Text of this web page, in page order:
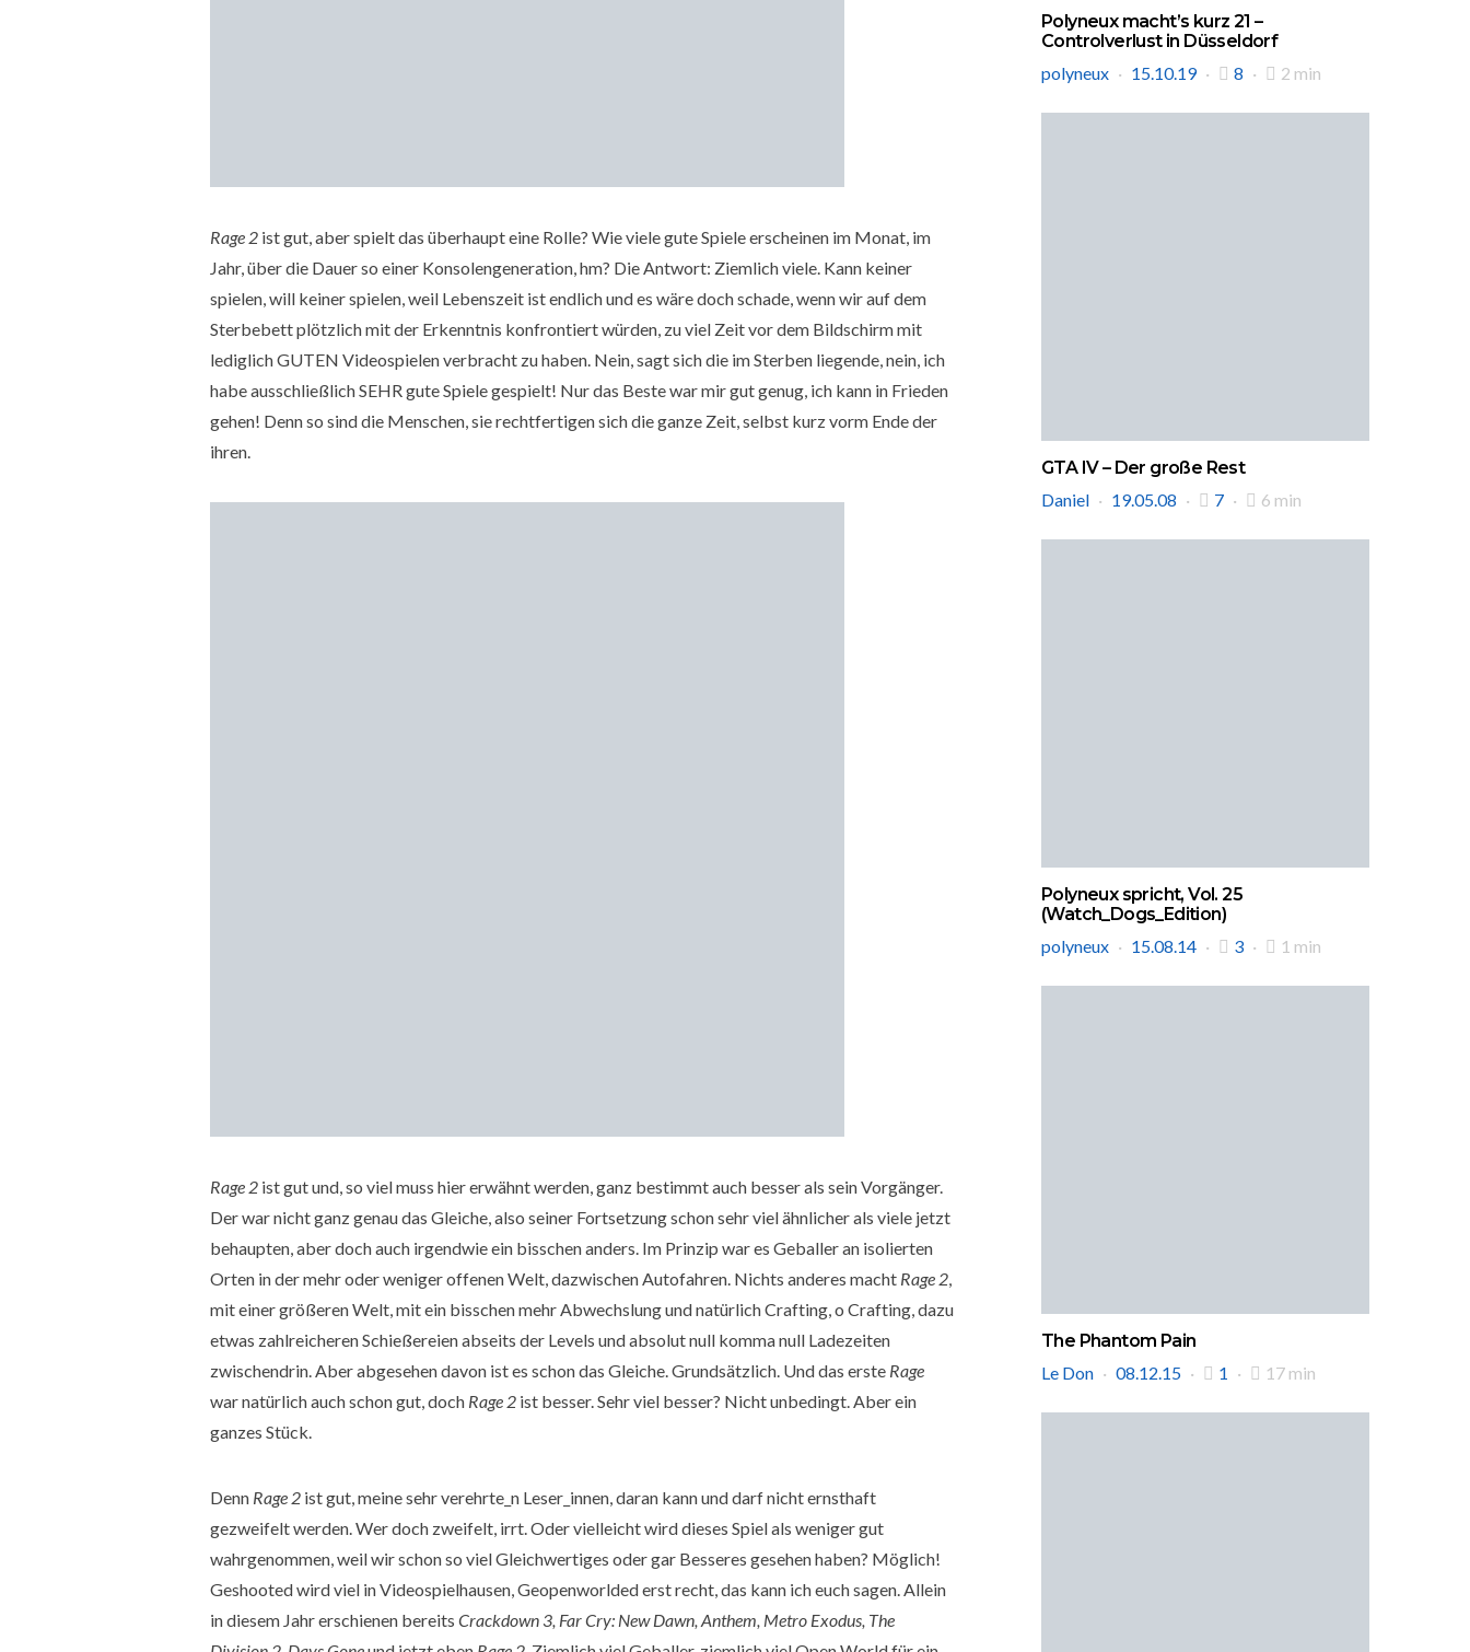
Rage 2 ist gut, aber spielt das überhaupt eine Rolle? Wie viele gute Spiele erscheinen im Monat, im
Jahr, über die Dauer so einer Konsolengeneration, hm? Die Antwort: Ziemlich viele. Kann keiner
spielen, will keiner spielen, weil Lebenszeit ist endlich und es wäre doch schade, wenn wir auf dem
Sterbebett plötzlich mit der Erkenntnis konfrontiert würden, zu viel Zeit vor dem Bildschirm mit
lediglich GUTEN Videospielen verbracht zu haben. Nein, sagt sich die im Sterben liegende, nein, ich
habe ausschließlich SEHR gute Spiele gespielt! Nur das Beste war mir gut genug, ich kann in Frieden
gehen! Denn so sind die Menschen, sie rechtfertigen sich die ganze Zeit, selbst kurz vorm Ende der
ihren.
Rage 2 ist gut und, so viel muss hier erwähnt werden, ganz bestimmt auch besser als sein Vorgänger.
Der war nicht ganz genau das Gleiche, also seiner Fortsetzung schon sehr viel ähnlicher als viele jetzt
behaupten, aber doch auch irgendwie ein bisschen anders. Im Prinzip war es Geballer an isolierten
Orten in der mehr oder weniger offenen Welt, dazwischen Autofahren. Nichts anderes macht Rage 2,
mit einer größeren Welt, mit ein bisschen mehr Abwechslung und natürlich Crafting, o Crafting, dazu
etwas zahlreicheren Schießereien abseits der Levels und absolut null komma null Ladezeiten
zwischendrin. Aber abgesehen davon ist es schon das Gleiche. Grundsätzlich. Und das erste Rage
war natürlich auch schon gut, doch Rage 2 ist besser. Sehr viel besser? Nicht unbedingt. Aber ein
ganzes Stück.
Denn Rage 2 ist gut, meine sehr verehrte_n Leser_innen, daran kann und darf nicht ernsthaft
gezweifelt werden. Wer doch zweifelt, irrt. Oder vielleicht wird dieses Spiel als weniger gut
wahrgenommen, weil wir schon so viel Gleichwertiges oder gar Besseres gesehen haben? Möglich!
Geshooted wird viel in Videospielhausen, Geopenworlded erst recht, das kann ich euch sagen. Allein
in diesem Jahr erschienen bereits Crackdown 3, Far Cry: New Dawn, Anthem, Metro Exodus, The
Polyneux macht’s kurz 21 –
Controlverlust in Düsseldorf
polyneux
15.10.19 8 2 min
GTA IV – Der große Rest
Daniel
19.05.08 7 6 min
Polyneux spricht, Vol. 25
(Watch_Dogs_Edition)
polyneux
15.08.14 3 1 min
The Phantom Pain
Le Don
08.12.15 1 17 min